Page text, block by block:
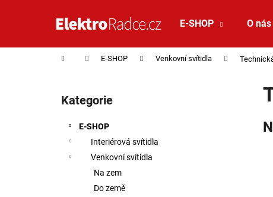
E-SHOP O nás
Domů E-SHOP Venkovní svítidla
Přeskočit kategorie
Kategorie
E-SHOP
Interiérová svítidla
Venkovní svítidla
Na zem
Do země
Zpět
do
Zpět
do